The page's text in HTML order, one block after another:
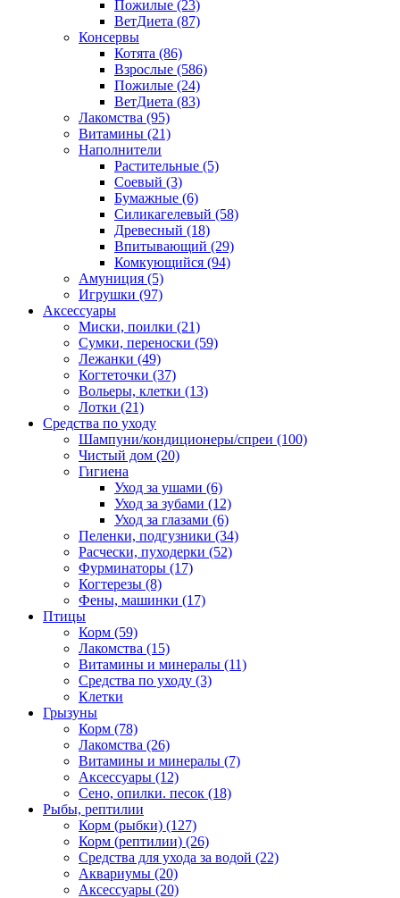
Пожилые (23)
ВетДиета (87)
Консервы
Котята (86)
Взрослые (586)
Пожилые (24)
ВетДиета (83)
Лакомства (95)
Витамины (21)
Наполнители
Растительные (5)
Соевый (3)
Бумажные (6)
Силикагелевый (58)
Древесный (18)
Впитывающий (29)
Комкующийся (94)
Амуниция (5)
Игрушки (97)
Аксессуары
Миски, поилки (21)
Сумки, переноски (59)
Лежанки (49)
Когтеточки (37)
Вольеры, клетки (13)
Лотки (21)
Средства по уходу
Шампуни/кондиционеры/спреи (100)
Чистый дом (20)
Гигиена
Уход за ушами (6)
Уход за зубами (12)
Уход за глазами (6)
Пеленки, подгузники (34)
Расчески, пуходерки (52)
Фурминаторы (17)
Когтерезы (8)
Фены, машинки (17)
Птицы
Корм (59)
Лакомства (15)
Витамины и минералы (11)
Средства по уходу (3)
Клетки
Грызуны
Корм (78)
Лакомства (26)
Витамины и минералы (7)
Аксессуары (12)
Сено, опилки. песок (18)
Рыбы, рептилии
Корм (рыбки) (127)
Корм (рептилии) (26)
Средства для ухода за водой (22)
Аквариумы (20)
Аксессуары (20)